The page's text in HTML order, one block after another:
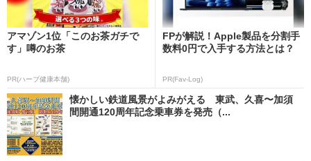
アマゾン1位「このお茶ガチで
す」噂のお茶
PR(ハーブ健康本舗)
FPが解説！Apple製品を分割手
数料0円で入手する方法とは？
PR(Fav-Log)
懐かしい鉄道風景がよみがえる 東武、久喜〜加須
間開通120周年記念乗車券を発売（...